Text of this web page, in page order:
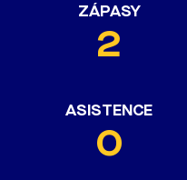
ZÁPASY
2
ASISTENCE
0